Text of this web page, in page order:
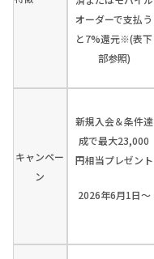
オーダーで支払う
と7%還元※(表下
部参照)
キャンペー
ン
新規入会＆条件達
成で最大23,000
円相当プレゼント
2026年6月1日～